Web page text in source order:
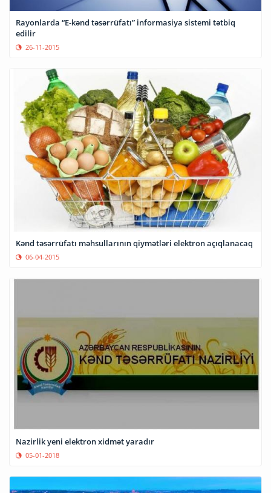
Rayonlarda “E-kənd təsərrüfatı” informasiya sistemi tətbiq
edilir
26-11-2015
Kənd təsərrüfatı məhsullarının qiymətləri elektron açıqlanacaq
06-04-2015
Nazirlik yeni elektron xidmət yaradır
05-01-2018